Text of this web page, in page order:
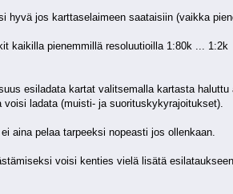
hyvä jos karttaselaimeen saataisiin (vaikka
kaikilla pienemmillä resoluutioilla 1:80k ... 1:2k
esiladata kartat valitsemalla kartasta
voisi ladata (muisti- ja suorituskykyrajoitukset).
aina pelaa tarpeeksi nopeasti jos ollenkaan.
voisi kenties vielä lisätä